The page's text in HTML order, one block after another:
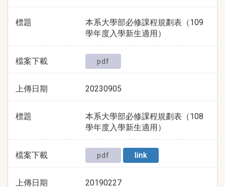
標題
本系大學部必修課程規劃表（109
學年度入學新生適用）
檔案下載 pdf
上傳日期 20230905
標題
本系大學部必修課程規劃表（108
學年度入學新生適用）
檔案下載 pdf link
上傳日期 20190227